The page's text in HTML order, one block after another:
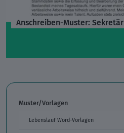
Anschreiben-Muster: Sekretär
Muster/Vorlagen
Lebenslauf Word-Vorlagen